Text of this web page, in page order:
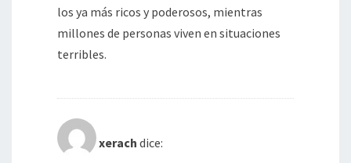
los ya más ricos y poderosos, mientras
millones de personas viven en situaciones
terribles.
xerach dice: